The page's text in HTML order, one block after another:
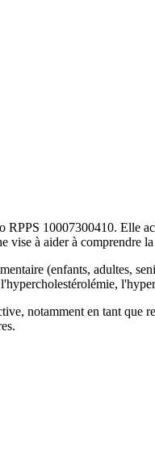
10007300410. Elle
vise à aider à comprendre
(enfants, adultes,
notamment en tant